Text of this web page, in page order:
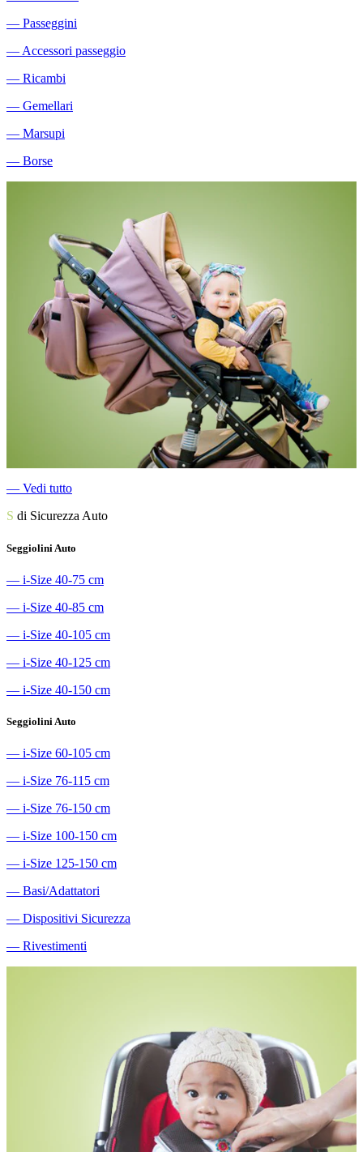
― Passeggini
― Accessori passeggio
― Ricambi
― Gemellari
― Marsupi
― Borse
― Vedi tutto
S di Sicurezza Auto
Seggiolini Auto
― i-Size 40-75 cm
― i-Size 40-85 cm
― i-Size 40-105 cm
― i-Size 40-125 cm
― i-Size 40-150 cm
Seggiolini Auto
― i-Size 60-105 cm
― i-Size 76-115 cm
― i-Size 76-150 cm
― i-Size 100-150 cm
― i-Size 125-150 cm
― Basi/Adattatori
― Dispositivi Sicurezza
― Rivestimenti